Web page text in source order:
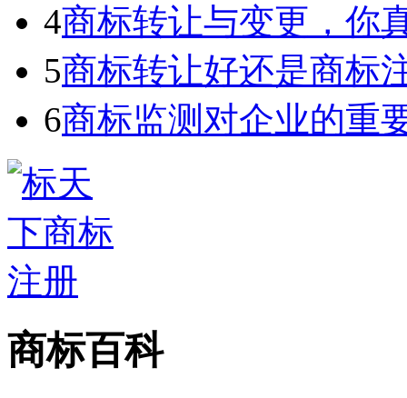
4商标转让与变更，你
5商标转让好还是商标
6商标监测对企业的重
商标百科